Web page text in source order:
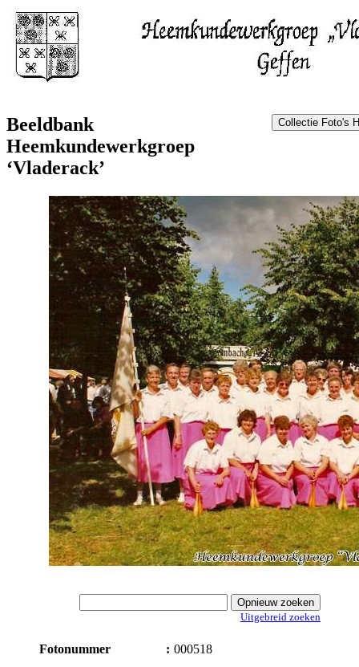
Beeldbank
Heemkundewerkgroep
‘Vladerack’
Uitgebreid zoeken
Fotonummer : 000518